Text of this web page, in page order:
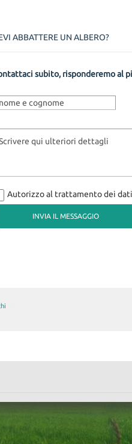
ABBATTERE UN ALBERO?
subito, risponderemo al
Autorizzo al trattamento dei